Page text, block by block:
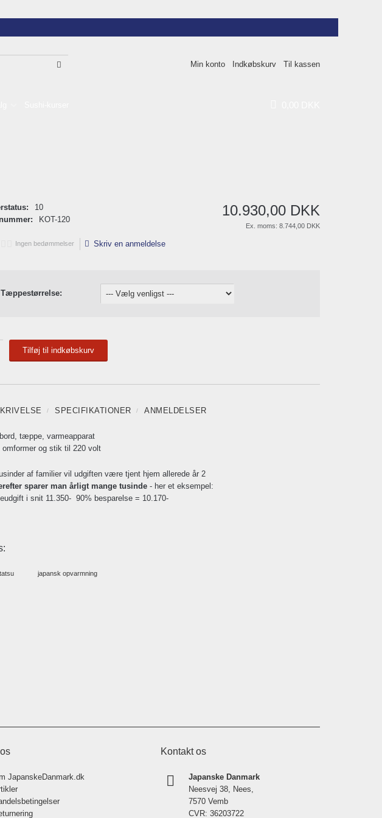
Min konto Indkøbskurv Til kassen
10.930,00 DKK
Ex. moms: 8.744,00 DKK
10
KOT-120
Ingen bedømmelser Skriv en anmeldelse
Tæppestørrelse:
Tilføj til indkøbskurv
SPECIFIKATIONER ANMELDELSER
tæppe, varmeapparat
omformer og stik til 220 volt
af familier vil udgiften være tjent hjem allerede år 2
sparer man årligt mange tusinde - her et eksempel:
i snit 11.350- 90% besparelse = 10.170-
japansk opvarmning
JapanskeDanmark.dk
Kontakt os
Japanske Danmark
Neesvej 38, Nees,
7570 Vemb
CVR: 36203722